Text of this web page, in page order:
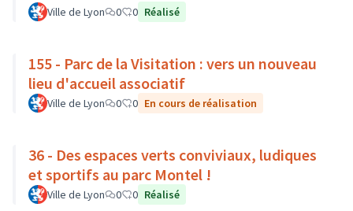
Ville de Lyon 0 0 Réalisé
155 - Parc de la Visitation : vers un nouveau
lieu d'accueil associatif
Ville de Lyon 0 0 En cours de réalisation
36 - Des espaces verts conviviaux, ludiques
et sportifs au parc Montel !
Ville de Lyon 0 0 Réalisé